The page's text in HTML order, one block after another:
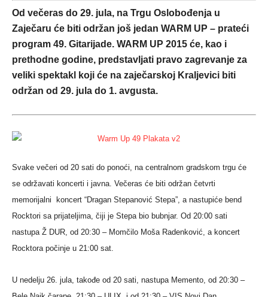
Od večeras do 29. jula, na Trgu Oslobođenja u
Zaječaru će biti održan još jedan WARM UP – prateći
program 49. Gitarijade. WARM UP 2015 će, kao i
prethodne godine, predstavljati pravo zagrevanje za
veliki spektakl koji će na zaječarskoj Kraljevici biti
održan od 29. jula do 1. avgusta.
Svake večeri od 20 sati do ponoći, na centralnom gradskom trgu će
se održavati koncerti i javna. Večeras će biti održan četvrti
memorijalni koncert “Dragan Stepanović Stepa”, a nastupiće bend
Rocktori sa prijateljima, čiji je Stepa bio bubnjar. Od 20:00 sati
nastupa Ž DUR, od 20:30 – Momčilo Moša Radenković, a koncert
Rocktora počinje u 21:00 sat.
U nedelju 26. jula, takođe od 20 sati, nastupa Memento, od 20:30 –